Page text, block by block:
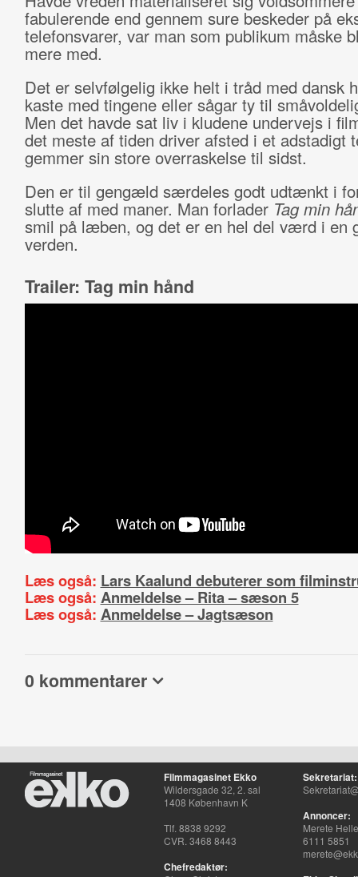
fabulerende end gennem sure beskeder på
telefonsvarer, var man som publikum måske
mere med.
Det er selvfølgelig ikke helt i tråd med dansk
kaste med tingene eller sågar ty til
Men det havde sat liv i kludene undervejs i
det meste af tiden driver afsted i et adstadigt
gemmer sin store overraskelse til sidst.
Den er til gengæld særdeles godt udtænkt i
slutte af med maner. Man forlader Tag min
smil på læben, og det er en hel del værd i en
verden.
Trailer: Tag min hånd
Læs også: Lars Kaalund debuterer som
Læs også: Anmeldelse – Rita – sæson 5
Læs også: Anmeldelse – Jagtsæson
0 kommentarer
Filmmagasinet Ekko
Wildersgade 32, 2. sal
1408 København K
Tlf. 8838 9292
CVR. 3468 8443
Chefredaktør:
Sekretariat:
Annoncer:
Merete
6111 5851